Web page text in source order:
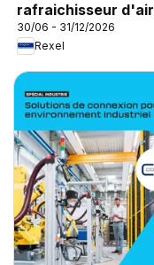
rafraichisseur d'air
30/06 - 31/12/2026
Rexel